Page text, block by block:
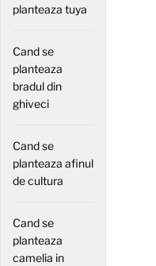
planteaza tuya
Cand se
planteaza
bradul din
ghiveci
Cand se
planteaza afinul
de cultura
Cand se
planteaza
camelia in